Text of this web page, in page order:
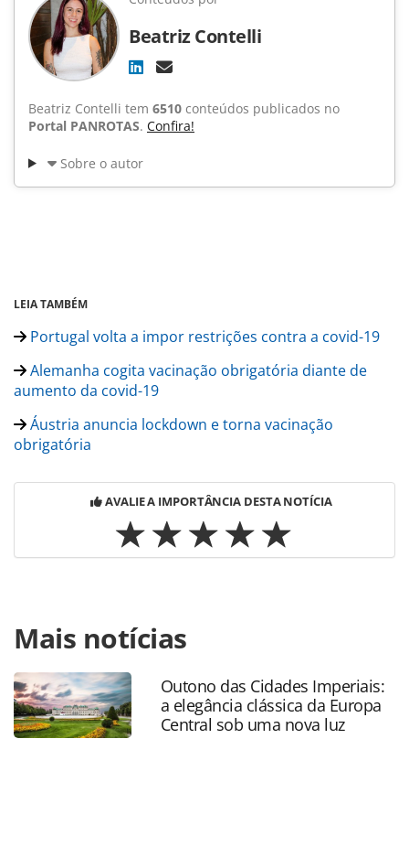
Beatriz Contelli
Beatriz Contelli tem 6510 conteúdos publicados no
Portal PANROTAS. Confira!
Sobre o autor
LEIA TAMBÉM
Portugal volta a impor restrições contra a covid-19
Alemanha cogita vacinação obrigatória diante de
aumento da covid-19
Áustria anuncia lockdown e torna vacinação
obrigatória
AVALIE A IMPORTÂNCIA DESTA NOTÍCIA
https://www.panrotas.com.br/mercado/destinos/2022/01/
kong-disneyland-fechara-pela-4-ordf-vez-em-decorrencia-
da-covid-19_186679.html ou as ferramentas oferecidas na
página. Todo o conteúdo produzido pela PANROTAS
Editora é protegido pela legislação brasileira sobre direito
autoral. Não reproduza o conteúdo sem autorização da
Mais notícias
Outono das Cidades Imperiais:
a elegância clássica da Europa
Central sob uma nova luz